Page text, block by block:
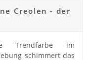
Creolen - der
im
schimmert das